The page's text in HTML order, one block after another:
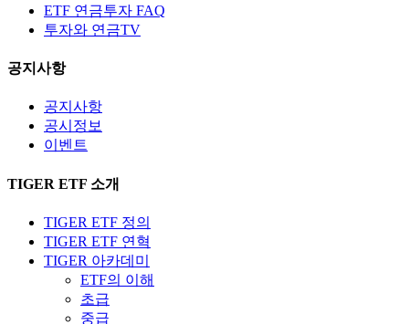
ETF 연금투자 FAQ
투자와 연금TV
공지사항
공지사항
공시정보
이벤트
TIGER ETF 소개
TIGER ETF 정의
TIGER ETF 연혁
TIGER 아카데미
ETF의 이해
초급
중급